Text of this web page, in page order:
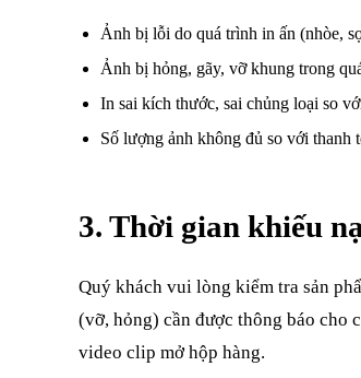
Ảnh bị lỗi do quá trình in ấn (nhòe,
Ảnh bị hỏng, gãy, vỡ khung trong
In sai kích thước, sai chủng loại so
Số lượng ảnh không đủ so với thanh
3. Thời gian khiếu
Quý khách vui lòng kiểm tra sản
(vỡ, hỏng) cần được thông báo cho
video clip mở hộp hàng.